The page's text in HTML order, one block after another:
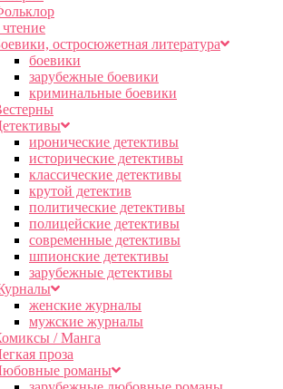
остросюжетная литература
боевики
зарубежные боевики
криминальные боевики
иронические детективы
исторические детективы
классические детективы
крутой детектив
политические детективы
полицейские детективы
современные детективы
шпионские детективы
зарубежные детективы
женские журналы
мужские журналы
/ Манга
проза
романы